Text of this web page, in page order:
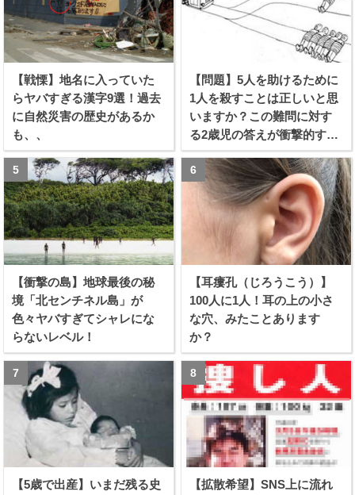
【戦慄】地名に入っていた
らヤバすぎる漢字9選！過去
に自然災害の歴史があるか
も、、
【問題】5人を助けるために
1人を殺すことは正しいと思
いますか？この難問に対す
る2歳児の答えが衝撃的すぎ
る！！
【衝撃の島】地球最後の秘
境「北センチネル島」が
色々ヤバすぎてシャレにな
らないレベル！
【耳瘻孔（じろうこう）】
100人に1人！耳の上の小さ
な穴、みたことあります
か？
【5歳で出産】いまだ残る史
【拡散希望】SNS上に流れ